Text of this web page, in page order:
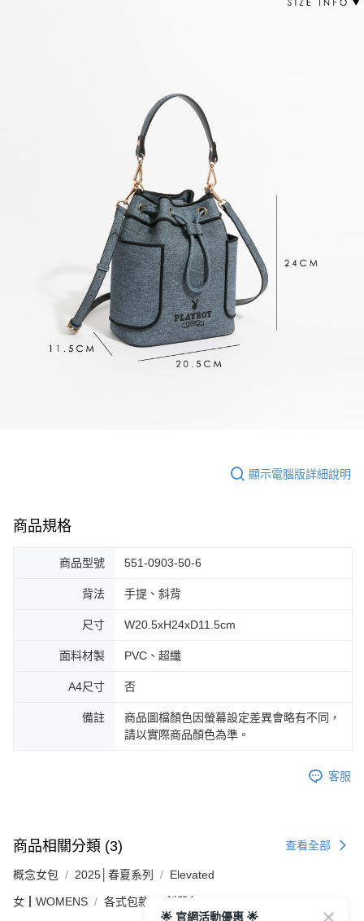
顯示電腦版詳細說明
商品規格
商品型號 551-0903-50-6
背法 手提、斜背
尺寸 W20.5xH24xD11.5cm
面料材製 PVC、超纖
A4尺寸 否
備註
商品圖檔顏色因螢幕設定差異會略有不同，
請以實際商品顏色為準。
客服
商品相關分類 (3) 查看全部
概念女包 2025│春夏系列 Elevated
女┃WOMENS 各式包款 斜背包
🌟 官網活動優惠 🌟